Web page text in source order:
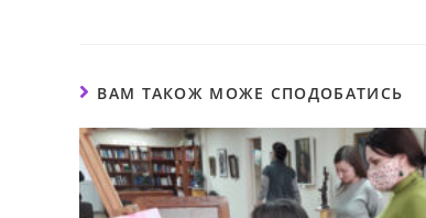
ВАМ ТАКОЖ МОЖЕ СПОДОБАТИСЬ